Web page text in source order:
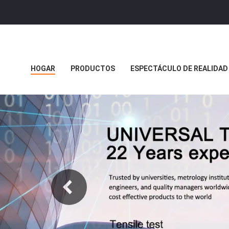
HOGAR PRODUCTOS ESPECTÁCULO DE